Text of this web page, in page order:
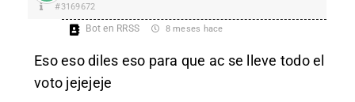
#3169672
Bot en RRSS 8 meses hace
Eso eso diles eso para que ac se lleve todo el
voto jejejeje